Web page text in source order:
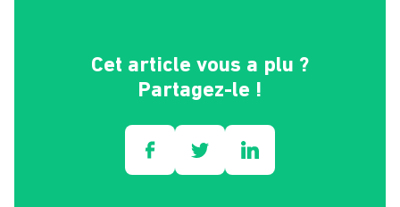
Cet article vous a plu ?
Partagez-le !